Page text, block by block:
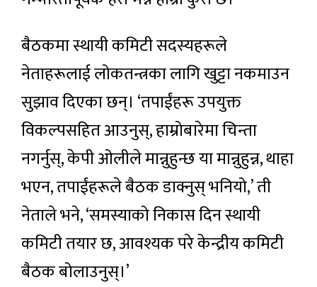
बैठकमा स्थायी कमिटी सदस्यहरूले
नेताहरूलाई लोकतन्त्रका लागि खुट्टा नकमाउन
सुझाव दिएका छन्। ‘तपाईंहरू उपयुक्त
विकल्पसहित आउनुस्, हाम्रोबारेमा चिन्ता
नगर्नुस्, केपी ओलीले मान्नुहुन्छ या मान्नुहुन्न, थाहा
भएन, तपाईंहरूले बैठक डाक्नुस् भनियो,’ ती
नेताले भने, ‘समस्याको निकास दिन स्थायी
कमिटी तयार छ, आवश्यक परे केन्द्रीय कमिटी
बैठक बोलाउनुस्।’